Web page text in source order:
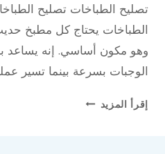
الطباخات يحتاج كل مطبخ
وهو مكون أساسي. إنه يساعد
الوجبات بسرعة بينما تسير
إقرأ المزيد تصليح